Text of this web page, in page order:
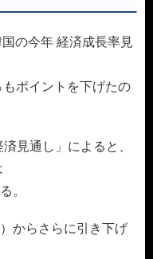
の今年 経済成長率見
ポイントを下げたの
見通し」によると、
。
からさらに引き下げ